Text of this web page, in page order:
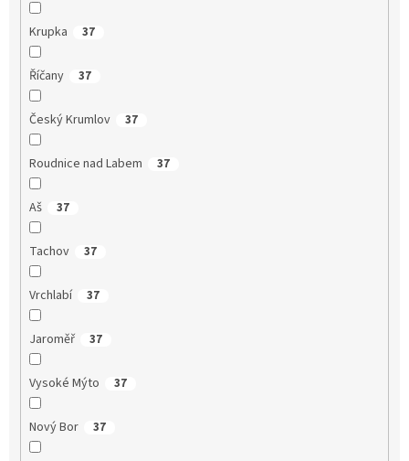
Krupka 37
Říčany 37
Český Krumlov 37
Roudnice nad Labem 37
Aš 37
Tachov 37
Vrchlabí 37
Jaroměř 37
Vysoké Mýto 37
Nový Bor 37